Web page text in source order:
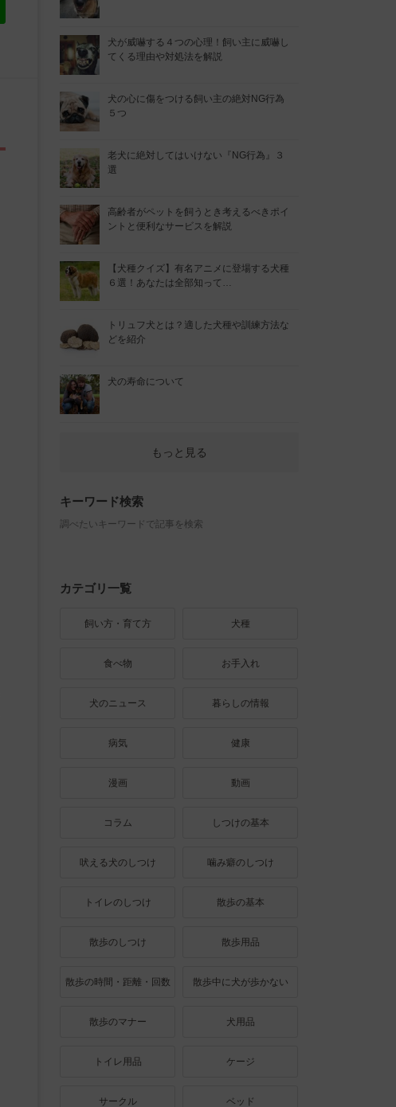
犬が威嚇する４つの心理！飼い主に威嚇し
てくる理由や対処法を解説
犬の心に傷をつける飼い主の絶対NG行為
５つ
老犬に絶対してはいけない『NG行為』３
選
高齢者がペットを飼うとき考えるべきポイ
ントと便利なサービスを解説
【犬種クイズ】有名アニメに登場する犬種
６選！あなたは全部知って…
トリュフ犬とは？適した犬種や訓練方法な
どを紹介
犬の寿命について
もっと見る
キーワード検索
調べたいキーワードで記事を検索
カテゴリ一覧
飼い方・育て方 犬種
食べ物 お手入れ
犬のニュース 暮らしの情報
病気 健康
漫画 動画
コラム しつけの基本
吠える犬のしつけ 噛み癖のしつけ
トイレのしつけ 散歩の基本
散歩のしつけ 散歩用品
散歩の時間・距離・回数 散歩中に犬が歩かない
散歩のマナー 犬用品
トイレ用品 ケージ
サークル ベッド